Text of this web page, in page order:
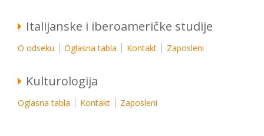
Italijanske i iberoameričke studije
O odseku Oglasna tabla Kontakt Zaposleni
Kulturologija
Oglasna tabla Kontakt Zaposleni